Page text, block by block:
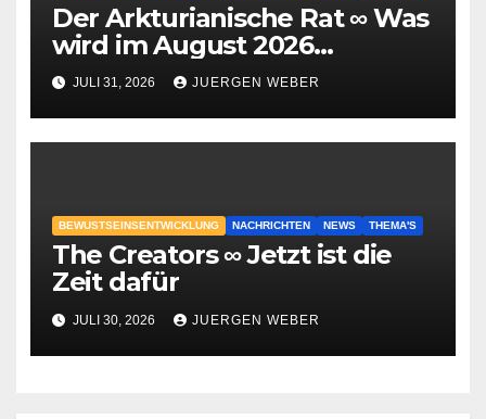
Der Arkturianische Rat ∞ Was
wird im August 2026
geschehen?
JULI 31, 2026 JUERGEN WEBER
BEWUSTSEINSENTWICKLUNG NACHRICHTEN NEWS THEMA'S
The Creators ∞ Jetzt ist die
Zeit dafür
JULI 30, 2026 JUERGEN WEBER